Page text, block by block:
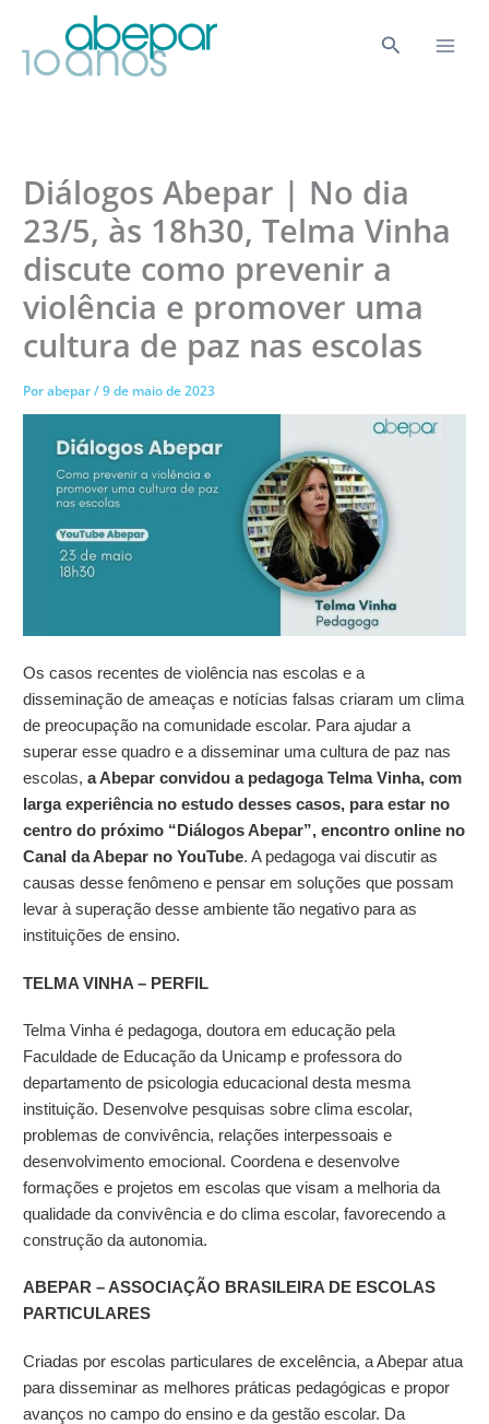
conteúdo
Pesquisar
Diálogos Abepar | No dia
23/5, às 18h30, Telma Vinha
discute como prevenir a
violência e promover uma
cultura de paz nas escolas
Porabepar/9 de maio de 2023
Os casos recentes de violência nas escolas e a
disseminação de ameaças e notícias falsas criaram um clima
de preocupação na comunidade escolar. Para ajudar a
superar esse quadro e a disseminar uma cultura de paz nas
escolas,a Abepar convidou a pedagoga Telma Vinha, com
larga experiência no estudo desses casos, para estar no
centro do próximo “Diálogos Abepar”, encontro online no
Canal da Abepar no YouTube. A pedagoga vai discutir as
causas desse fenômeno e pensar em soluções que possam
levar à superação desse ambiente tão negativo para as
instituições de ensino.
TELMA VINHA – PERFIL
Telma Vinha é pedagoga, doutora em educação pela
Faculdade de Educação da Unicamp e professora do
departamento de psicologia educacional desta mesma
instituição. Desenvolve pesquisas sobre clima escolar,
problemas de convivência, relações interpessoais e
desenvolvimento emocional. Coordena e desenvolve
formações e projetos em escolas que visam a melhoria da
qualidade da convivência e do clima escolar, favorecendo a
construção da autonomia.
ABEPAR – ASSOCIAÇÃO BRASILEIRA DE ESCOLAS
PARTICULARES
Criadas por escolas particulares de excelência, a Abepar atua
para disseminar as melhores práticas pedagógicas e propor
avanços no campo do ensino e da gestão escolar. Da